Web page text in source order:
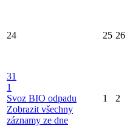
24 25 26
31
1
Svoz BIO odpadu
Zobrazit všechny
záznamy ze dne
1 2